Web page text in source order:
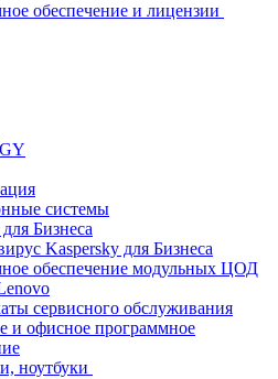
обеспечение и лицензии
системы
Бизнеса
Kaspersky для Бизнеса
обеспечение модульных ЦОД
сервисного обслуживания
и офисное программное
ноутбуки